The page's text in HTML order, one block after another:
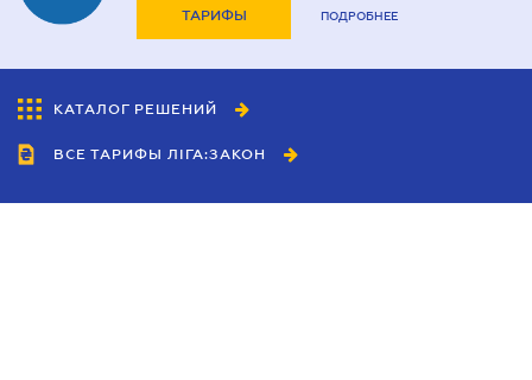
ТАРИФЫ ПОДРОБНЕЕ
КАТАЛОГ РЕШЕНИЙ
ВСЕ ТАРИФЫ ЛІГА:ЗАКОН